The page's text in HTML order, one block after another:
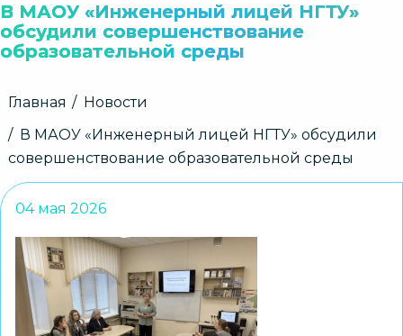
В МАОУ «Инженерный лицей НГТУ»
обсудили совершенствование
образовательной среды
Строка
Главная
Новости
В МАОУ «Инженерный лицей НГТУ» обсудили
совершенствование образовательной среды
04 мая 2026